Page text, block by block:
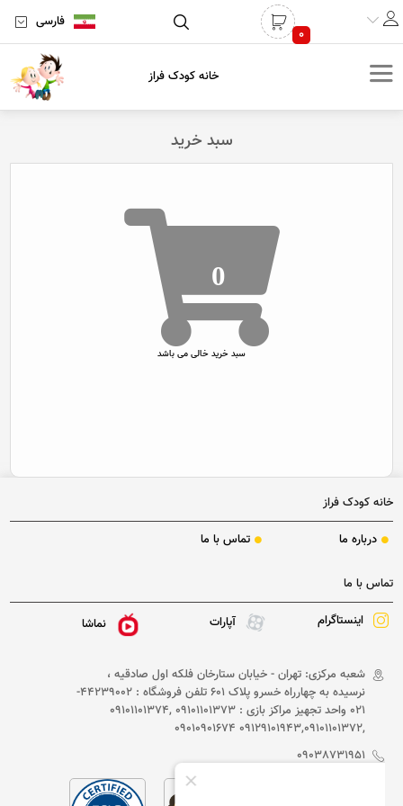
0
فارسی
خانه کودک فراز
سبد خرید
0
سبد خرید خالی می باشد
خانه کودک فراز
درباره ما تماس با ما
تماس با ما
اینستاگرام آپارات نماشا
شعبه مرکزی: تهران - خیابان ستارخان فلکه اول صادقیه ،
نرسیده به چهارراه خسرو پلاک 601 تلفن فروشگاه : 44239002-
021 واحد تجهیز مراکز بازی : 09101101373 ,09101101374
,09129101943,09101101372 09010901674
09038731951